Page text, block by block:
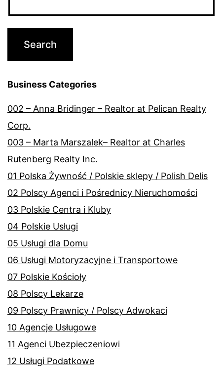
Business Categories
002 – Anna Bridinger – Realtor at Pelican Realty
Corp.
003 – Marta Marszalek– Realtor at Charles
Rutenberg Realty Inc.
01 Polska Żywność / Polskie sklepy / Polish Delis
02 Polscy Agenci i Pośrednicy Nieruchomości
03 Polskie Centra i Kluby
04 Polskie Usługi
05 Usługi dla Domu
06 Usługi Motoryzacyjne i Transportowe
07 Polskie Kościoły
08 Polscy Lekarze
09 Polscy Prawnicy / Polscy Adwokaci
10 Agencje Usługowe
11 Agenci Ubezpieczeniowi
12 Usługi Podatkowe